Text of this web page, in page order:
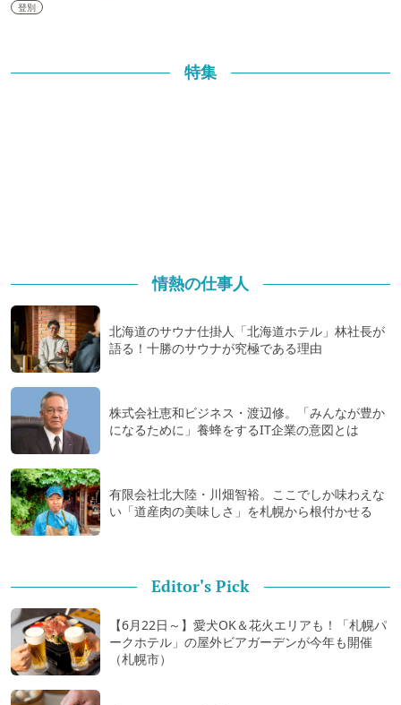
登別
特集
情熱の仕事人
北海道のサウナ仕掛人「北海道ホテル」林社長が
語る！十勝のサウナが究極である理由
株式会社恵和ビジネス・渡辺修。「みんなが豊か
になるために」養蜂をするIT企業の意図とは
有限会社北大陸・川畑智裕。ここでしか味わえな
い「道産肉の美味しさ」を札幌から根付かせる
Editor's Pick
【6月22日～】愛犬OK＆花火エリアも！「札幌パ
ークホテル」の屋外ビアガーデンが今年も開催
（札幌市）